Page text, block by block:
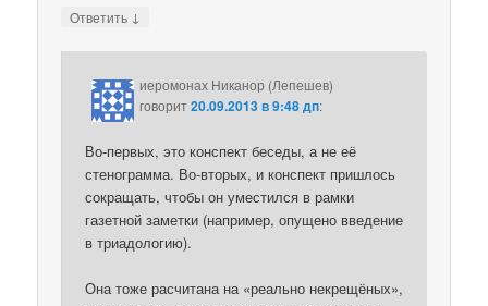
Ответить ↓
иеромонах Никанор (Лепешев)
говорит20.09.2013 в 9:48 дп:
Во-первых, это конспект беседы, а не её
стенограмма. Во-вторых, и конспект пришлось
сокращать, чтобы он уместился в рамки
газетной заметки (например, опущено введение
в триадологию).
Она тоже расчитана на «реально некрещёных»,